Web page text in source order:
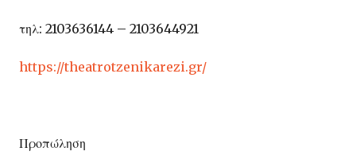
τηλ: 2103636144 – 2103644921
https://theatrotzenikarezi.gr/
Προπώληση